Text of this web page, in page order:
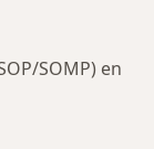
SOMP) en